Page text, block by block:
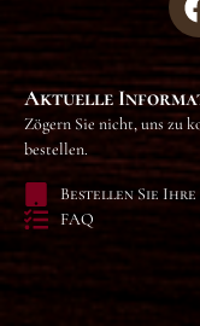
Aktuelle
Zögern Sie nicht, uns zu
bestellen.
Bestellen Sie Ihre
FAQ